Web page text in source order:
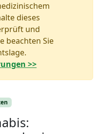
dieses
und
beachten Sie
>>